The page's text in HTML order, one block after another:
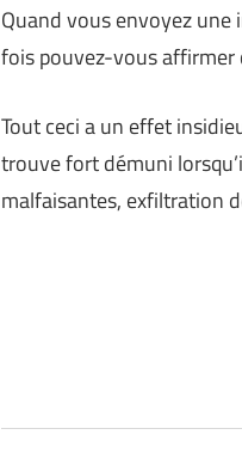
Quand vous envoyez
fois pouvez-vous affirmer
Tout ceci a un effet
trouve fort démuni
malfaisantes, exfiltration